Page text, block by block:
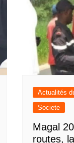
Actualités
Societe
Magal
routes,